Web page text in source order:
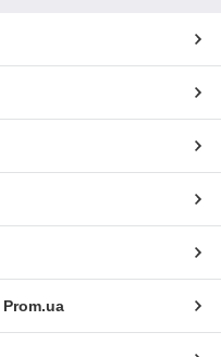
Prom.ua